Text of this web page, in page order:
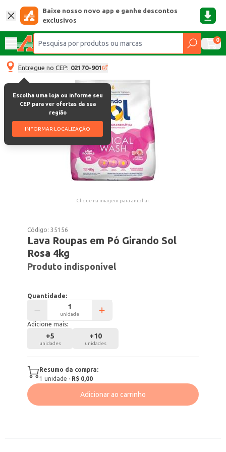
Baixe nosso novo app e ganhe descontos
exclusivos
0
Entregue no CEP: 02170-901
Escolha uma loja ou informe seu
CEP para ver ofertas da sua
região
INFORMAR LOCALIZAÇÃO
Clique na imagem para ampliar.
Código:35156
Lava Roupas em Pó Girando Sol
Rosa 4kg
Produto indisponível
Quantidade:
unidade
Adicione mais:
+5
unidades
+10
unidades
Resumo da compra:
1 unidade · R$ 0,00
Adicionar ao carrinho